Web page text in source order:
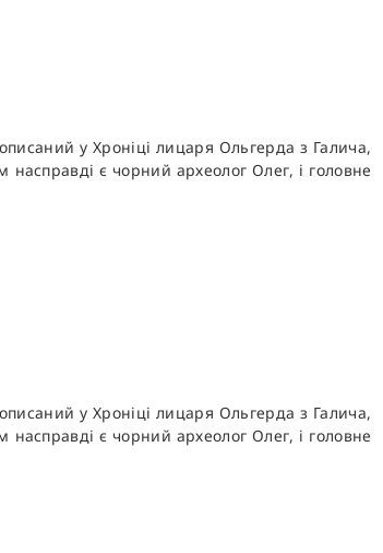
у Хроніці лицаря Ольгерда з Галича,
насправді є чорний археолог Олег, і головне
у Хроніці лицаря Ольгерда з Галича,
насправді є чорний археолог Олег, і головне